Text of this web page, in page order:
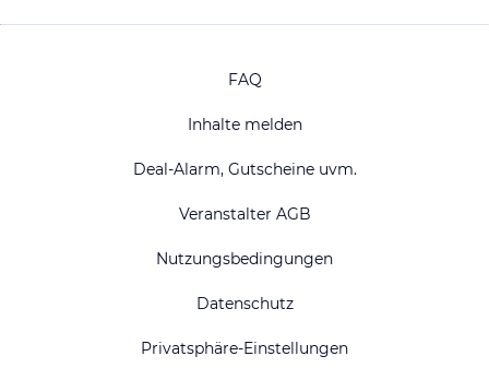
FAQ
Inhalte melden
Deal-Alarm, Gutscheine uvm.
Veranstalter AGB
Nutzungsbedingungen
Datenschutz
Privatsphäre-Einstellungen